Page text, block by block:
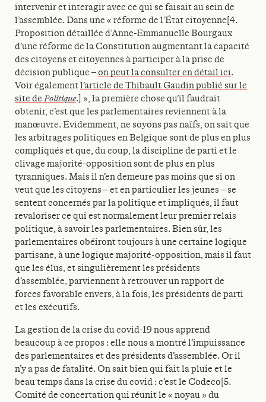
intervenir et interagir avec ce qui se faisait au sein de
l’assemblée. Dans une « réforme de l’État citoyenne[4.
Proposition détaillée d’Anne-Emmanuelle Bourgaux
d’une réforme de la Constitution augmentant la capacité
des citoyens et citoyennes à participer à la prise de
décision publique –on peut la consulter en détail ici.
Voir égalementl’article de Thibault Gaudin publié sur le
site de Politique.] », la première chose qu’il faudrait
obtenir, c’est que les parlementaires reviennent à la
manœuvre. Évidemment, ne soyons pas naïfs, on sait que
les arbitrages politiques en Belgique sont de plus en plus
compliqués et que, du coup, la discipline de parti et le
clivage majorité-opposition sont de plus en plus
tyranniques. Mais il n’en demeure pas moins que si on
veut que les citoyens – et en particulier les jeunes – se
sentent concernés par la politique et impliqués, il faut
revaloriser ce qui est normalement leur premier relais
politique, à savoir les parlementaires. Bien sûr, les
parlementaires obéiront toujours à une certaine logique
partisane, à une logique majorité-opposition, mais il faut
que les élus, et singulièrement les présidents
d’assemblée, parviennent à retrouver un rapport de
forces favorable envers, à la fois, les présidents de parti
et les exécutifs.
La gestion de la crise du covid-19 nous apprend
beaucoup à ce propos : elle nous a montré l’impuissance
des parlementaires et des présidents d’assemblée. Or il
n’y a pas de fatalité. On sait bien qui fait la pluie et le
beau temps dans la crise du covid : c’est le Codeco[5.
Comité de concertation qui réunit le « noyau » du